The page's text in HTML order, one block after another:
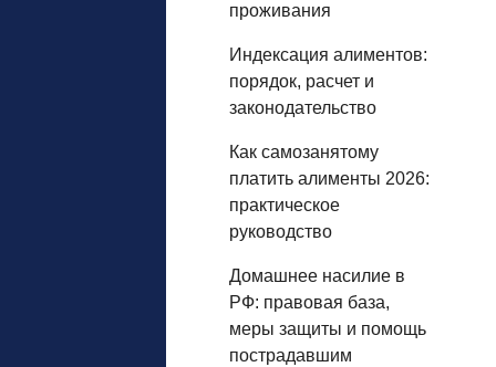
проживания
Индексация алиментов:
порядок, расчет и
законодательство
Как самозанятому
платить алименты 2026:
практическое
руководство
Домашнее насилие в
РФ: правовая база,
меры защиты и помощь
пострадавшим